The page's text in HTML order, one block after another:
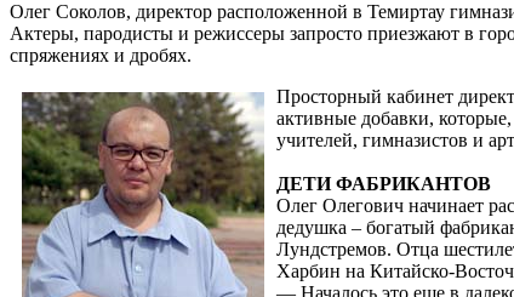
Олег Соколов, директор расположенной в Темиртау
Актеры, пародисты и режиссеры запросто приезжают в
спряжениях и дробях.
Просторный кабинет
активные добавки,
учителей, гимназистов и
ДЕТИ ФАБРИКАНТОВ
Олег Олегович начинает
дедушка – богатый
Лундстремов. Отца
Харбин на Китайско-